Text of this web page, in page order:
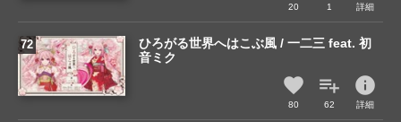
20 1 詳細
ひろがる世界へはこぶ風 / 一二三 feat. 初
音ミク
80 62
info
詳細